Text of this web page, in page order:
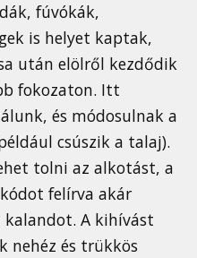
fúvókák,
is helyet kaptak,
után elölről kezdődik
fokozaton. Itt
és módosulnak a
csúszik a talaj).
tolni az alkotást, a
felírva akár
A kihívást
nehéz és trükkös